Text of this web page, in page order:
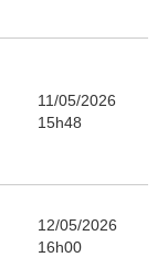
11/05/2026
15h48
12/05/2026
16h00